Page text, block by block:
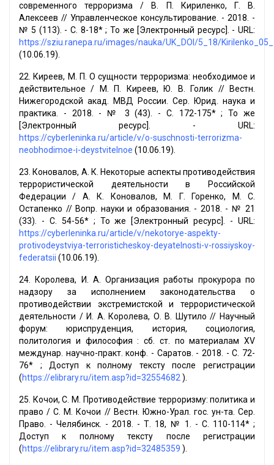
современного терроризма / В. П. Кириленко, Г. В.
Алексеев // Управленческое консультирование. - 2018. -
№ 5 (113). - С. 8-18* ; То же [Электронный ресурс]. - URL:
https://sziu.ranepa.ru/images/nauka/UK_DOI/5_18/
(10.06.19).
22. Киреев, М. П. О сущности терроризма: необходимое и
действительное / М. П. Киреев, Ю. В. Голик // Вестн.
Нижегородской акад. МВД России. Сер. Юрид. наука и
практика. - 2018. - № 3 (43). - С. 172-175* ; То же
[Электронный ресурс]. - URL:
https://cyberleninka.ru/article/v/o-suschnosti-terrorizma-
neobhodimoe-i-deystvitelnoe (10.06.19).
23. Коновалов, А. К. Некоторые аспекты противодействия
террористической деятельности в Российской
Федерации / А. К. Коновалов, М. Г. Горенко, М. С.
Остапенко // Вопр. науки и образования. - 2018. - № 21
(33). - С. 54-56* ; То же [Электронный ресурс]. - URL:
https://cyberleninka.ru/article/v/nekotorye-aspekty-
protivodeystviya-terroristicheskoy-deyatelnosti-v-rossiyskoy-
federatsii (10.06.19).
24. Королева, И. А. Организация работы прокурора по
надзору за исполнением законодательства о
противодействии экстремистской и террористической
деятельности / И. А. Королева, О. В. Шутило // Научный
форум: юриспруденция, история, социология,
политология и философия : сб. ст. по материалам XV
междунар. научно-практ. конф. - Саратов. - 2018. - С. 72-
76* ; Доступ к полному тексту после регистрации
(https://elibrary.ru/item.asp?id=32554682).
25. Кочои, С. М. Противодействие терроризму: политика и
право / С. М. Кочои // Вестн. Южно-Урал. гос. ун-та. Сер.
Право. - Челябинск. - 2018. - Т. 18, № 1. - С. 110-114* ;
Доступ к полному тексту после регистрации
(https://elibrary.ru/item.asp?id=32485359 ).